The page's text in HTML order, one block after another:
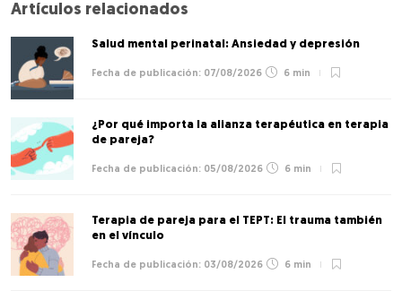
Artículos relacionados
Salud mental perinatal: Ansiedad y depresión
07/08/2026 6 min
¿Por qué importa la alianza terapéutica en terapia
de pareja?
05/08/2026 6 min
Terapia de pareja para el TEPT: El trauma también
en el vínculo
03/08/2026 6 min